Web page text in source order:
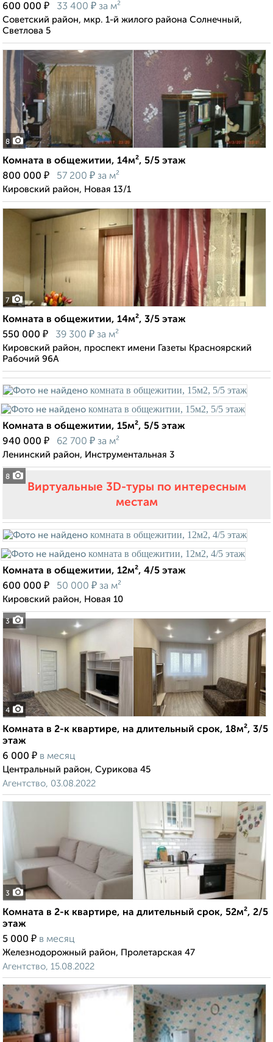
600 000 ₽ 33 400 ₽ за м²
Советский район, мкр. 1-й жилого района Солнечный,
Светлова 5
8
Комната в общежитии, 14м², 5/5 этаж
800 000 ₽ 57 200 ₽ за м²
Кировский район, Новая 13/1
7
Комната в общежитии, 14м², 3/5 этаж
550 000 ₽ 39 300 ₽ за м²
Кировский район, проспект имени Газеты Красноярский
Рабочий 96А
8
Комната в общежитии, 15м², 5/5 этаж
940 000 ₽ 62 700 ₽ за м²
Ленинский район, Инструментальная 3
Виртуальные 3D-туры по интересным
местам
3
Комната в общежитии, 12м², 4/5 этаж
600 000 ₽ 50 000 ₽ за м²
Кировский район, Новая 10
4
Комната в 2-к квартире, на длительный срок, 18м², 3/5
этаж
6 000 ₽ в месяц
Центральный район, Сурикова 45
Агентство, 03.08.2022
3
Комната в 2-к квартире, на длительный срок, 52м², 2/5
этаж
5 000 ₽ в месяц
Железнодорожный район, Пролетарская 47
Агентство, 15.08.2022